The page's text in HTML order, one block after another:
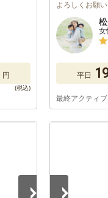
円
よろしくお願
女
平日
最終アクティ